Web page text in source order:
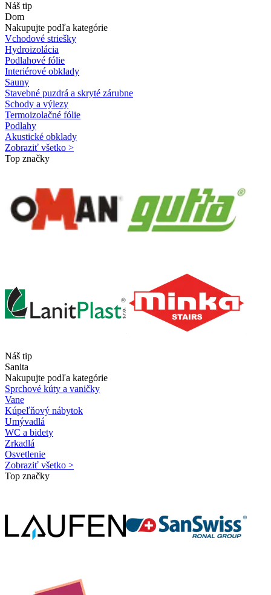
Náš tip
Dom
Nakupujte podľa kategórie
Vchodové striešky
Hydroizolácia
Podlahové fólie
Interiérové obklady
Sauny
Stavebné puzdrá a skryté zárubne
Schody a výlezy
Termoizolačné fólie
Podlahy
Akustické obklady
Zobraziť všetko >
Top značky
Náš tip
Sanita
Nakupujte podľa kategórie
Sprchové kúty a vaničky
Vane
Kúpeľňový nábytok
Umývadlá
WC a bidety
Zrkadlá
Osvetlenie
Zobraziť všetko >
Top značky